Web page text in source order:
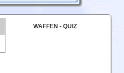
WAFFEN - QUIZ